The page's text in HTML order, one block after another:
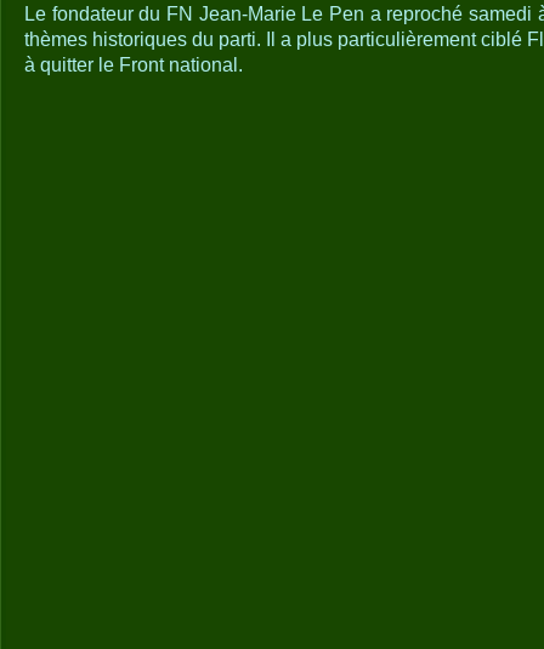
Le fondateur du FN Jean-Marie Le Pen a reproché samedi
thèmes historiques du parti. Il a plus particulièrement ciblé
à quitter le Front national.